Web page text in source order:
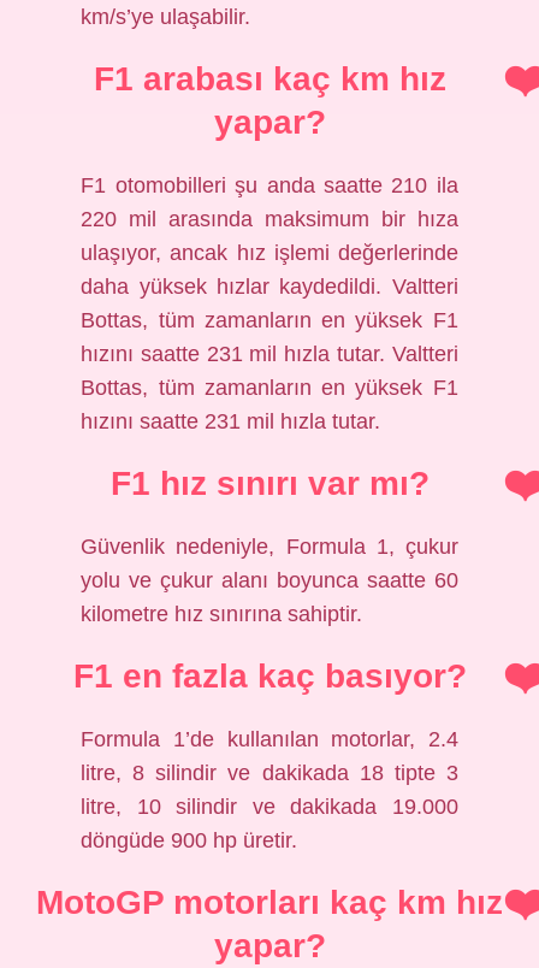
km/s’ye ulaşabilir.
F1 arabası kaç km hız
yapar?
F1 otomobilleri şu anda saatte 210 ila
220 mil arasında maksimum bir hıza
ulaşıyor, ancak hız işlemi değerlerinde
daha yüksek hızlar kaydedildi. Valtteri
Bottas, tüm zamanların en yüksek F1
hızını saatte 231 mil hızla tutar. Valtteri
Bottas, tüm zamanların en yüksek F1
hızını saatte 231 mil hızla tutar.
F1 hız sınırı var mı?
Güvenlik nedeniyle, Formula 1, çukur
yolu ve çukur alanı boyunca saatte 60
kilometre hız sınırına sahiptir.
F1 en fazla kaç basıyor?
Formula 1’de kullanılan motorlar, 2.4
litre, 8 silindir ve dakikada 18 tipte 3
litre, 10 silindir ve dakikada 19.000
döngüde 900 hp üretir.
MotoGP motorları kaç km hız
yapar?